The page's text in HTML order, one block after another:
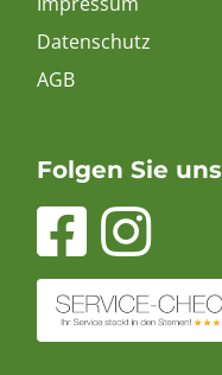
Datenschutz
AGB
Folgen Sie uns